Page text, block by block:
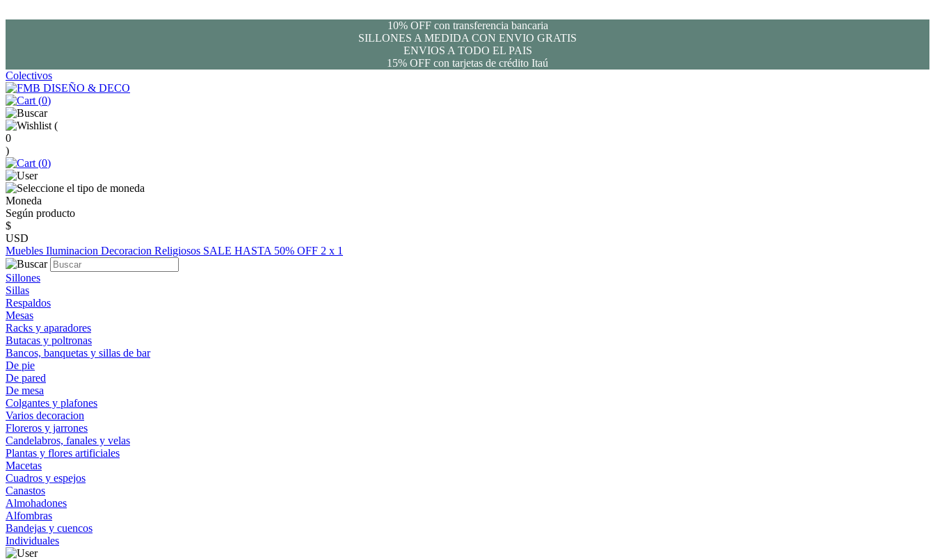
10% OFF con transferencia bancaria
SILLONES A MEDIDA CON ENVIO GRATIS
ENVIOS A TODO EL PAIS
15% OFF con tarjetas de crédito Itaú
Colectivos
(0)
(
0
)
(0)
Moneda
Según producto
$
USD
Muebles Iluminacion Decoracion Religiosos SALE HASTA 50% OFF 2 x 1
Sillones
Sillas
Respaldos
Mesas
Racks y aparadores
Butacas y poltronas
Bancos, banquetas y sillas de bar
De pie
De pared
De mesa
Colgantes y plafones
Varios decoracion
Floreros y jarrones
Candelabros, fanales y velas
Plantas y flores artificiales
Macetas
Cuadros y espejos
Canastos
Almohadones
Alfombras
Bandejas y cuencos
Individuales